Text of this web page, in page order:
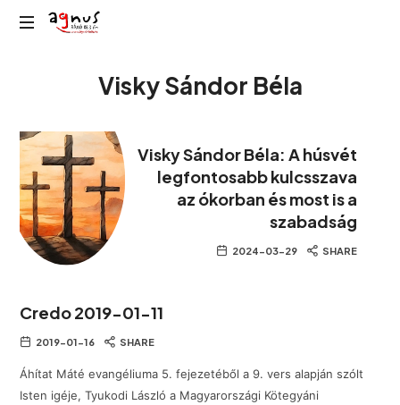
Agnus
közösségiVisky Sándor Béla
Visky Sándor Béla: A húsvét
legfontosabb kulcsszava
az ókorban és most is a
szabadság
2024-03-29 SHARE
Credo 2019-01-11
2019-01-16 SHARE
Áhítat Máté evangéliuma 5. fejezetéből a 9. vers alapján szólt
Isten igéje, Tyukodi László a Magyarországi Kötegyáni